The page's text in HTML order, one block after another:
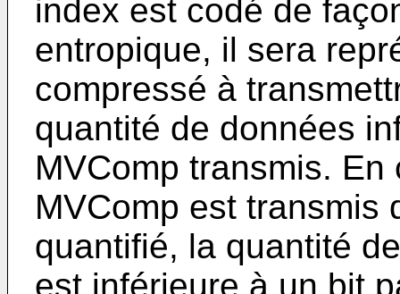
index est codé de
entropique, il sera
compressé à
quantité de données
MVComp transmis.
MVComp est transmis
quantifié, la quantité
est inférieure à un bit